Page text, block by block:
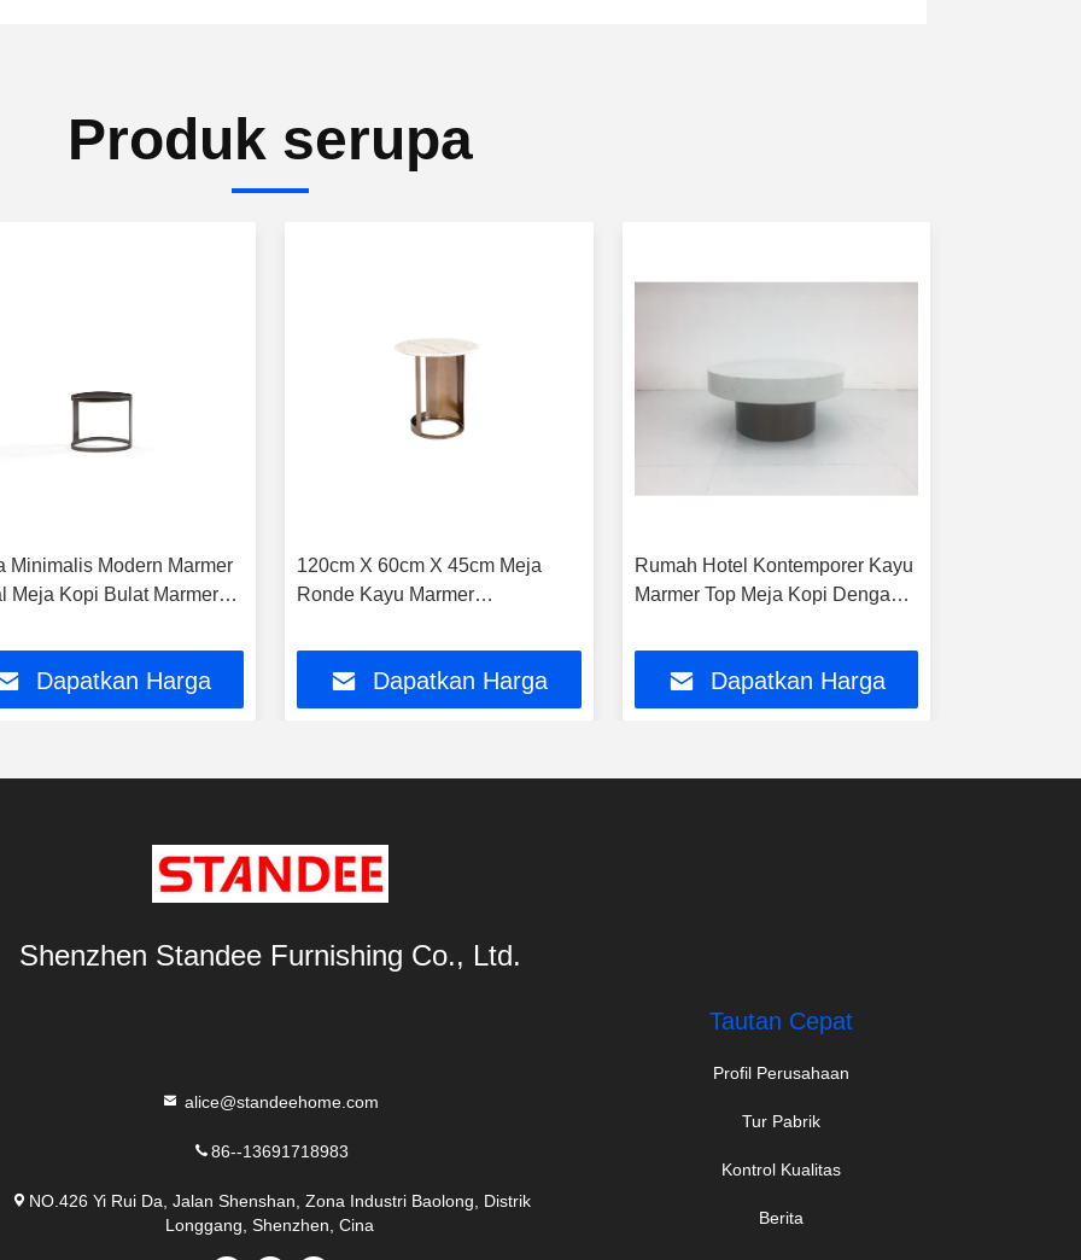
Produk serupa
Minimalis Modern Marmer
Meja Kopi Bulat Marmer
Dapatkan Harga
120cm X 60cm X 45cm Meja
Ronde Kayu Marmer
Hotel
Dapatkan Harga
Rumah Hotel Kontemporer Kayu
Marmer Top Meja Kopi Dengan
Dapatkan Harga
Shenzhen Standee Furnishing Co., Ltd.
alice@standeehome.com
86--13691718983
NO.426 Yi Rui Da, Jalan Shenshan, Zona Industri Baolong, Distrik
Longgang, Shenzhen, Cina
Tautan Cepat
Profil Perusahaan
Tur Pabrik
Kontrol Kualitas
Berita